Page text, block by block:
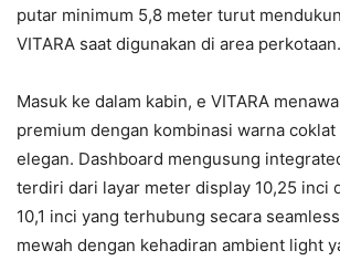
putar minimum 5,8 meter turut
VITARA saat digunakan di area perkotaan.
Masuk ke dalam kabin, e VITARA
premium dengan kombinasi warna coklat
elegan. Dashboard mengusung
terdiri dari layar meter display 10,25 inci
10,1 inci yang terhubung secara
mewah dengan kehadiran ambient light